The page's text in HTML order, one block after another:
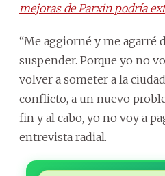
mejoras de Parxin podría
“Me aggiorné y me agarré
suspender. Porque yo no
volver a someter a la
conflicto, a un nuevo
fin y al cabo, yo no voy a
entrevista radial.